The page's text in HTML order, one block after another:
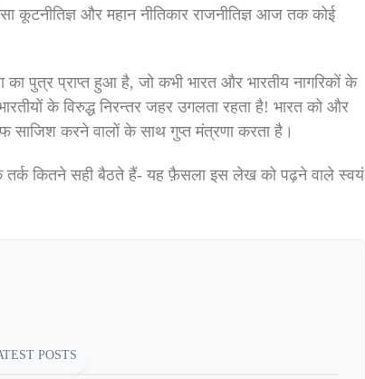
कूटनीतिज्ञ और महान नीतिकार राजनीतिज्ञ आज तक कोई
पुत्र प्राप्त हुआ है, जो कभी भारत और भारतीय नागरिकों के
के विरुद्ध निरन्तर जहर उगलता रहता है! भारत को और
साजिश करने वालों के साथ गुप्त मंत्रणा करता है।
तर्क कितने सही बैठते हैं- यह फ़ैसला इस लेख को पढ़ने वाले स्वयं
POSTS